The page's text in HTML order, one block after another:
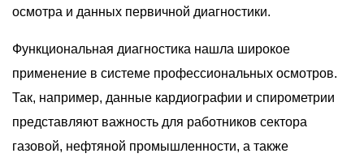
осмотра и данных первичной диагностики.
Функциональная диагностика нашла широкое
применение в системе профессиональных осмотров.
Так, например, данные кардиографии и спирометрии
представляют важность для работников сектора
газовой, нефтяной промышленности, а также